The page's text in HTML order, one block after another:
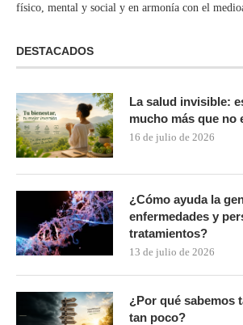
físico, mental y social y en armonía con el
DESTACADOS
La salud invisible:
mucho más que no
16 de julio de 2026
¿Cómo ayuda la
enfermedades y
tratamientos?
13 de julio de 2026
¿Por qué sabemos
tan poco?